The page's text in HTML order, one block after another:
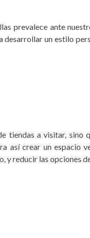
prevalece ante
desarrollar un estilo
tiendas a visitar, sino
así crear un espacio
y reducir las opciones